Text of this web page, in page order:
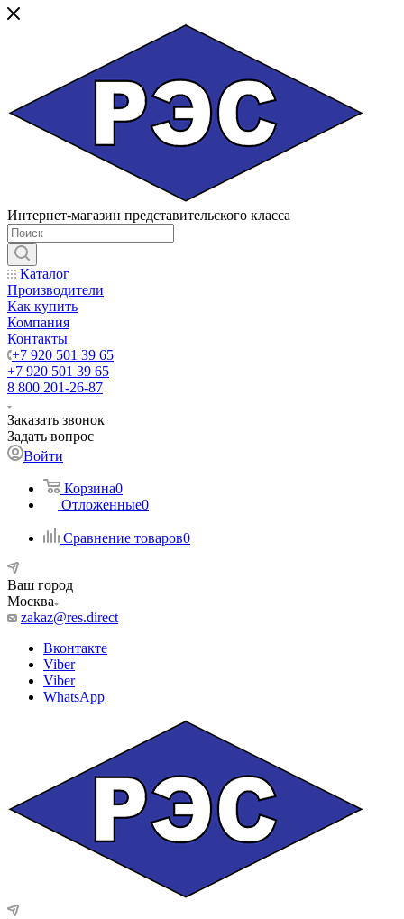
Интернет-магазин представительского класса
Каталог
Производители
Как купить
Компания
Контакты
+7 920 501 39 65
+7 920 501 39 65
8 800 201-26-87
Заказать звонок
Задать вопрос
Войти
Корзина0
Отложенные0
Сравнение товаров0
Ваш город
Москва
zakaz@res.direct
Вконтакте
Viber
Viber
WhatsApp